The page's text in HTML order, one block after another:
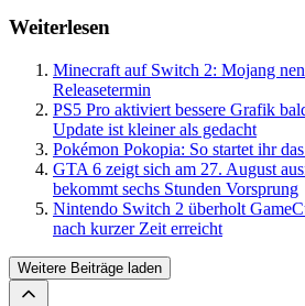
Weiterlesen
Minecraft auf Switch 2: Mojang
Releasetermin
PS5 Pro aktiviert bessere Grafik
Update ist kleiner als gedacht
Pokémon Pokopia: So startet ihr
GTA 6 zeigt sich am 27. August
bekommt sechs Stunden Vorsprung
Nintendo Switch 2 überholt
nach kurzer Zeit erreicht
Weitere Beiträge laden